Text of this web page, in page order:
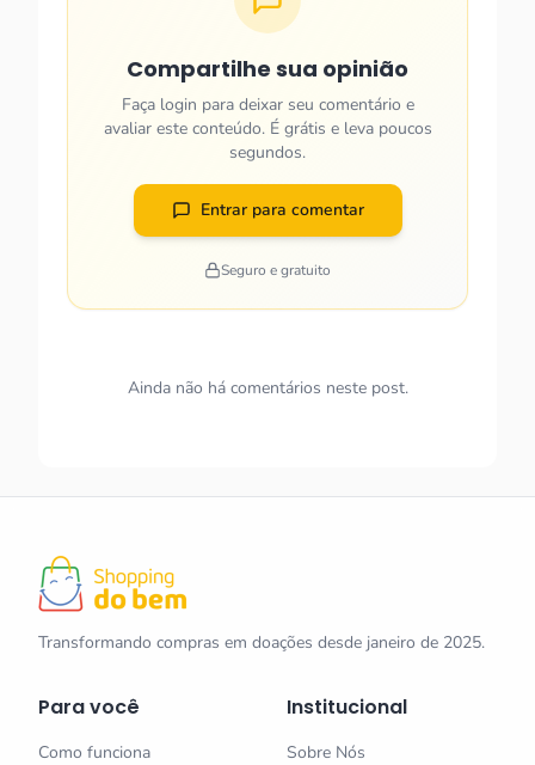
Compartilhe sua opinião
Faça login para deixar seu comentário e
avaliar este conteúdo. É grátis e leva poucos
segundos.
Entrar para comentar
Seguro e gratuito
Ainda não há comentários neste post.
Transformando compras em doações desde janeiro de 2025.
Para você
Como funciona
Institucional
Sobre Nós